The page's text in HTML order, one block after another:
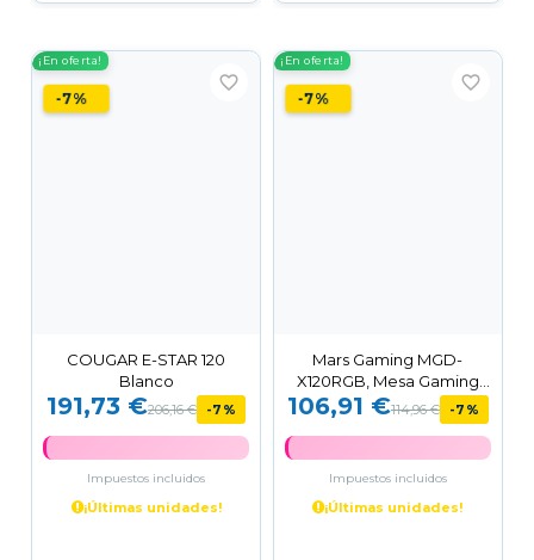
¡En oferta!
-7%
favorite_border
COUGAR E-STAR 120
Blanco
191,73 €206,16 € -7%
Impuestos incluidos
¡Últimas unidades!
¡En oferta!
-7%
favorite_border
Mars Gaming MGD-
X120RGB, Mesa Gaming
Ergonómica, Iluminación
106,91 €114,96 € -7%
Impuestos incluidos
¡Últimas unidades!